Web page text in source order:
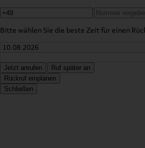
Bitte wählen Sie die beste Zeit für einen
Jetzt anrufen
Ruf später an
Rückruf einplanen
Schließen